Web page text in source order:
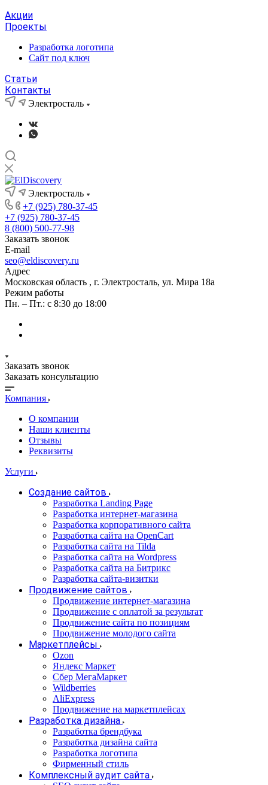
Акции
Проекты
Разработка логотипа
Сайт под ключ
Статьи
Контакты
Электросталь
Электросталь
+7 (925) 780-37-45
+7 (925) 780-37-45
8 (800) 500-77-98
Заказать звонок
E-mail
seo@eldiscovery.ru
Адрес
Московская область , г. Электросталь, ул. Мира 18а
Режим работы
Пн. – Пт.: с 8:30 до 18:00
Заказать звонок
Заказать консультацию
Компания
О компании
Наши клиенты
Отзывы
Реквизиты
Услуги
Создание сайтов
Разработка Landing Page
Разработка интернет-магазина
Разработка корпоративного сайта
Разработка сайта на OpenCart
Разработка сайта на Tilda
Разработка сайта на Wordpress
Разработка сайта на Битрикс
Разработка сайта-визитки
Продвижение сайтов
Продвижение интернет-магазина
Продвижение с оплатой за результат
Продвижение сайта по позициям
Продвижение молодого сайта
Маркетплейсы
Ozon
Яндекс Маркет
Сбер МегаМаркет
Wildberries
AliExpress
Продвижение на маркетплейсах
Разработка дизайна
Разработка брендбука
Разработка дизайна сайта
Разработка логотипа
Фирменный стиль
Комплексный аудит сайта